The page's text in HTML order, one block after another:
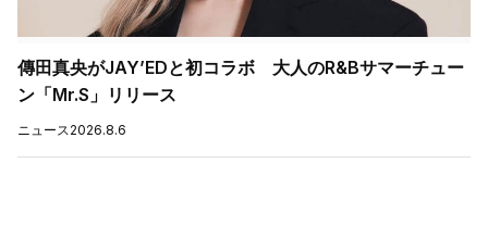
傳田真央がJAY’EDと初コラボ 大人のR&Bサマーチュー
ン「Mr.S」リリース
ニュース 2026.8.6